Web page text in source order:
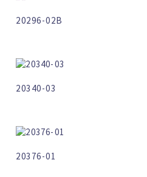
20296-02B
20340-03
20376-01